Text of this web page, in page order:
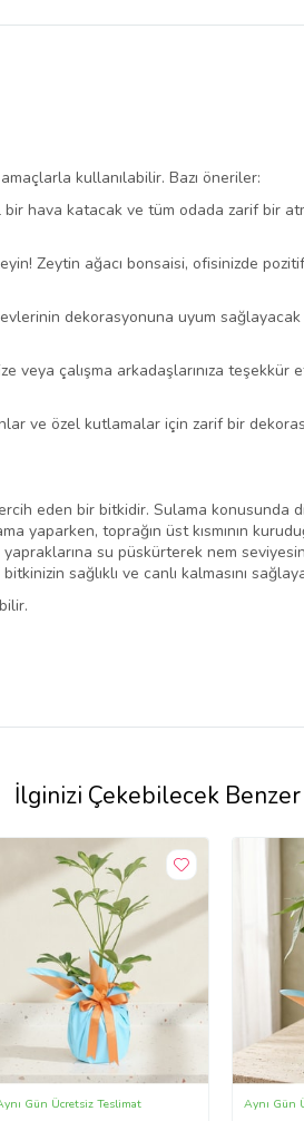
kullanılabilir. Bazı öneriler:
bir hava katacak ve tüm odada zarif bir
Zeytin ağacı bonsaisi, ofisinizde
dekorasyonuna uyum
veya çalışma arkadaşlarınıza
ve özel kutlamalar için zarif bir
eden bir bitkidir. Sulama konusunda
yaparken, toprağın üst kısmının
su püskürterek nem
sağlıklı ve canlı kalmasını
İlginizi Çekebilecek
Gün Ücretsiz Teslimat Aynı Gün